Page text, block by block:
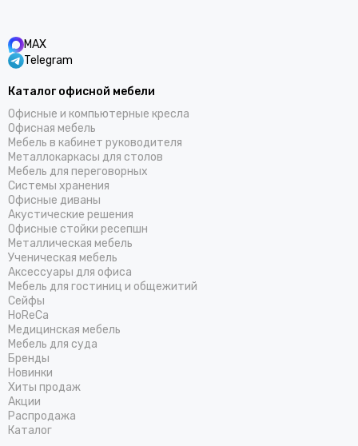
MAX
Telegram
Каталог офисной мебели
Офисные и компьютерные кресла
Офисная мебель
Мебель в кабинет руководителя
Металлокаркасы для столов
Мебель для переговорных
Системы хранения
Офисные диваны
Акустические решения
Офисные стойки ресепшн
Металлическая мебель
Ученическая мебель
Аксессуары для офиса
Мебель для гостиниц и общежитий
Cейфы
HoReCa
Медицинская мебель
Мебель для суда
Бренды
Новинки
Хиты продаж
Акции
Распродажа
Каталог